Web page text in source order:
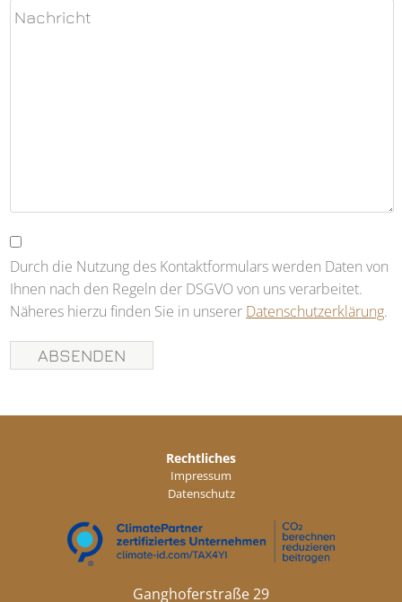
leer.
Durch die Nutzung des Kontaktformulars werden Daten von
Ihnen nach den Regeln der DSGVO von uns verarbeitet.
Näheres hierzu finden Sie in unserer Datenschutzerklärung.
Rechtliches
Impressum
Datenschutz
Ganghoferstraße 29